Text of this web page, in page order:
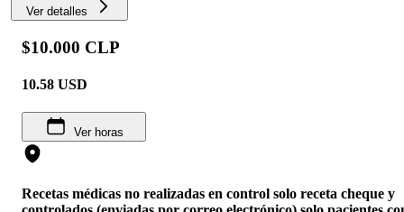
Ver detalles
$10.000 CLP
10.58 USD
Ver horas
Recetas médicas no realizadas en control solo receta cheque y